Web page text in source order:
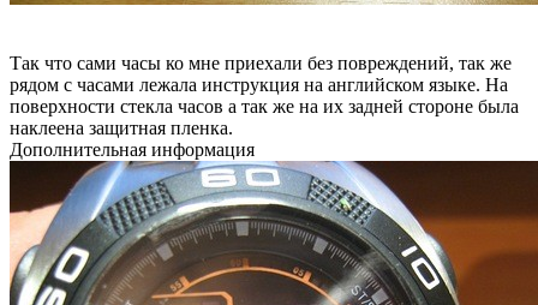
Так что сами часы ко мне приехали без повреждений, так же
рядом с часами лежала инструкция на английском языке. На
поверхности стекла часов а так же на их задней стороне была
наклеена защитная пленка.
Дополнительная информация